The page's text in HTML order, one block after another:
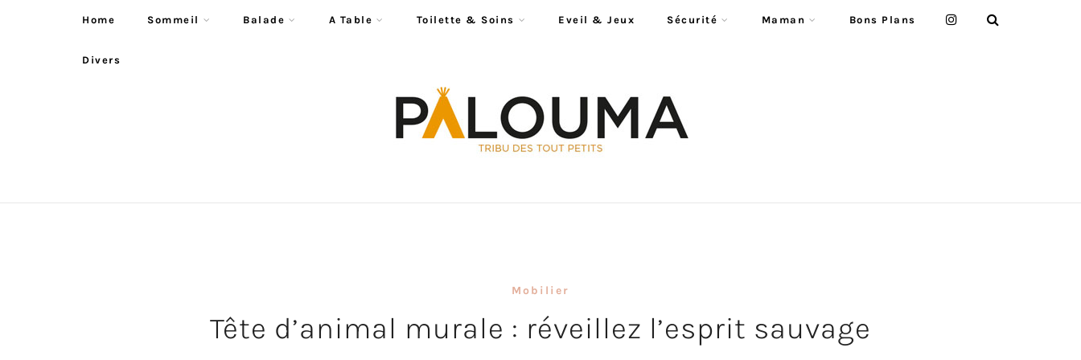
Home Sommeil Balade A Table Toilette & Soins Eveil & Jeux Sécurité Maman Bons Plans
Divers
Mobilier
Tête d’animal murale : réveillez l’esprit sauvage